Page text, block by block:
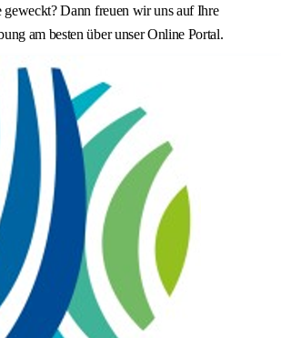
geweckt? Dann freuen wir uns auf Ihre
am besten über unser Online Portal.